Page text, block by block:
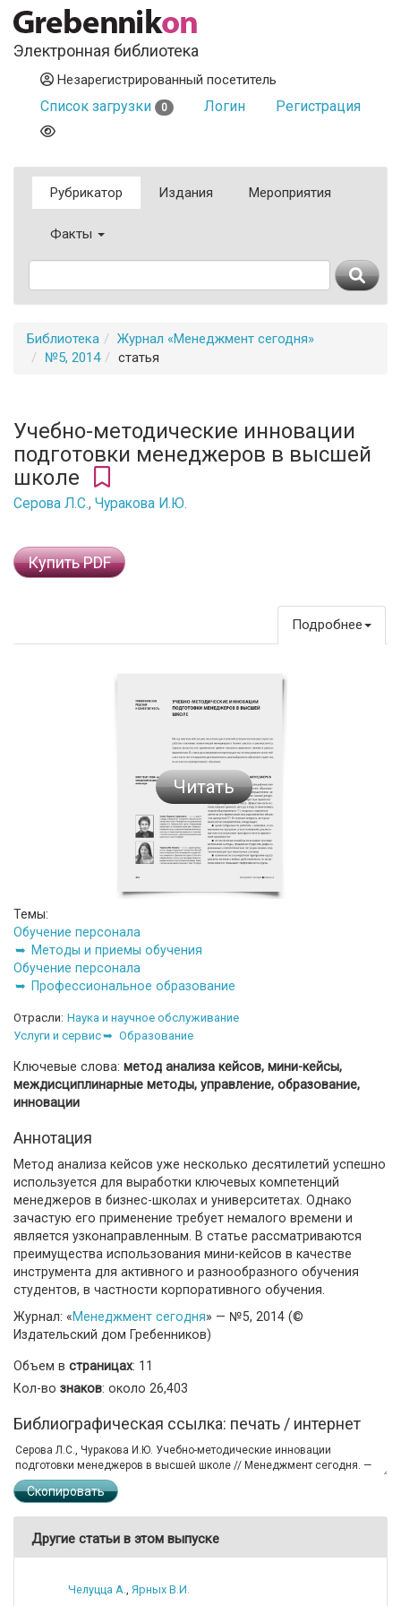
Электронная библиотека
Незарегистрированный посетитель
Список загрузки 0 Логин Регистрация
Рубрикатор Издания Мероприятия
Факты
Библиотека
Журнал «Менеджмент сегодня»
№5, 2014
статья
Учебно-методические инновации
подготовки менеджеров в высшей
школе
Серова Л.С., Чуракова И.Ю.
Купить PDF
Подробнее
Читать
Темы:
Обучение персонала
Методы и приемы обучения
Обучение персонала
Профессиональное образование
Отрасли: Наука и научное обслуживание
Услуги и сервис
Образование
Ключевые слова: метод анализа кейсов, мини-кейсы,
междисциплинарные методы, управление, образование,
инновации
Аннотация
Метод анализа кейсов уже несколько десятилетий успешно
используется для выработки ключевых компетенций
менеджеров в бизнес-школах и университетах. Однако
зачастую его применение требует немалого времени и
является узконаправленным. В статье рассматриваются
преимущества использования мини-кейсов в качестве
инструмента для активного и разнообразного обучения
студентов, в частности корпоративного обучения.
Журнал: «Менеджмент сегодня» — №5, 2014 (©
Издательский дом Гребенников)
Объем в страницах: 11
Кол-во знаков: около 26,403
Библиографическая ссылка: печать / интернет
Скопировать
Другие статьи в этом выпуске
Челуцца А. Ярных В.И.